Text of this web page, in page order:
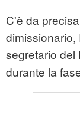
C'è da
segretario del
durante la